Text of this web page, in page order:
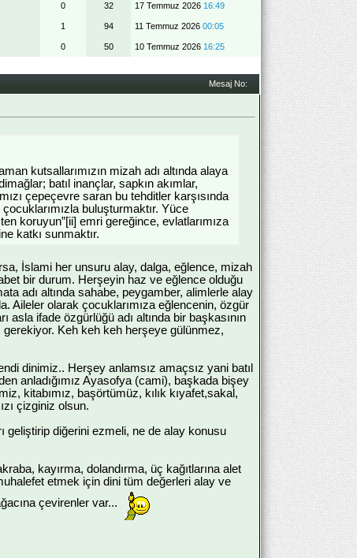
0 32 17 Temmuz 2026 16:49
1 94 11 Temmuz 2026 00:05
0 50 10 Temmuz 2026 16:25
Mesaj No:
kutsallarımızın mizah adı altında alaya
batıl inançlar, sapkın akımlar,
çepeçevre saran bu tehditler karşısında
buluşturmaktır. Yüce
koruyun”[ii] emri gereğince, evlatlarımıza
katkı sunmaktır.
İslami her unsuru alay, dalga, eğlence, mizah
bir durum. Herşeyin haz ve eğlence olduğu
adı altında sahabe, peygamber, alimlerle alay
Aileler olarak çocuklarımıza eğlencenin, özgür
asla ifade özgürlüğü adı altında bir başkasının
Keh keh keh herşeye gülünmez,
dinimiz.. Herşey anlamsız amaçsız yani batıl
anladığımız Ayasofya (cami), başkada bişey
kitabımız, başörtümüz, kılık kıyafet,sakal,
çizginiz olsun.
geliştirip diğerini ezmeli, ne de alay konusu
kayırma, dolandırma, üç kağıtlarına alet
etmek için dini tüm değerleri alay ve
çevirenler var...